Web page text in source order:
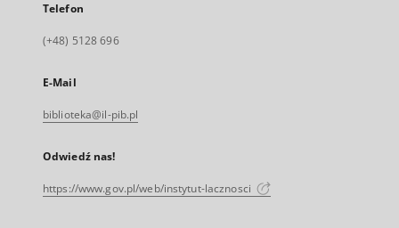
Telefon
(+48) 5128 696
E-Mail
biblioteka@il-pib.pl
Odwiedź nas!
https://www.gov.pl/web/instytut-lacznosci